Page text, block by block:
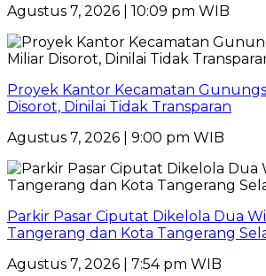
Agustus 7, 2026 | 10:09 pm WIB
Proyek Kantor Kecamatan
Disorot, Dinilai Tidak Transparan
Agustus 7, 2026 | 9:00 pm WIB
Parkir Pasar Ciputat Dikelola Dua
Tangerang dan Kota Tangerang
Agustus 7, 2026 | 7:54 pm WIB